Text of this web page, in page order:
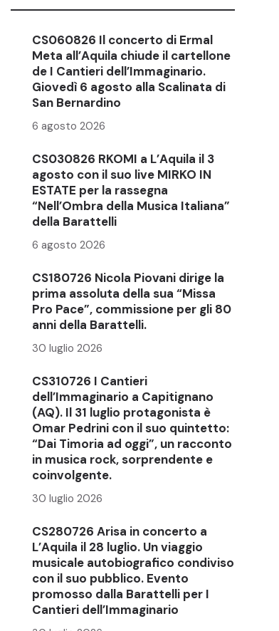
CS060826 Il concerto di Ermal
Meta all’Aquila chiude il cartellone
de I Cantieri dell’Immaginario.
Giovedì 6 agosto alla Scalinata di
San Bernardino
6 agosto 2026
CS030826 RKOMI a L’Aquila il 3
agosto con il suo live MIRKO IN
ESTATE per la rassegna
“Nell’Ombra della Musica Italiana”
della Barattelli
6 agosto 2026
CS180726 Nicola Piovani dirige la
prima assoluta della sua “Missa
Pro Pace”, commissione per gli 80
anni della Barattelli.
30 luglio 2026
CS310726 I Cantieri
dell’Immaginario a Capitignano
(AQ). Il 31 luglio protagonista è
Omar Pedrini con il suo quintetto:
“Dai Timoria ad oggi”, un racconto
in musica rock, sorprendente e
coinvolgente.
30 luglio 2026
CS280726 Arisa in concerto a
L’Aquila il 28 luglio. Un viaggio
musicale autobiografico condiviso
con il suo pubblico. Evento
promosso dalla Barattelli per I
Cantieri dell’Immaginario